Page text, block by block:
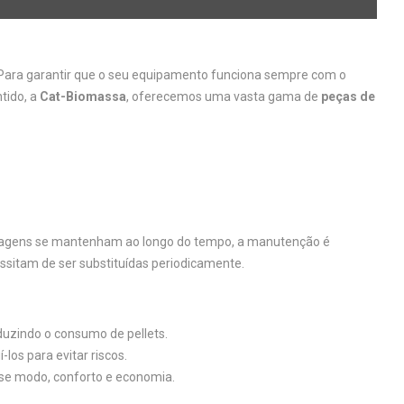
garantir que o seu equipamento funciona sempre com o
a Cat-Biomassa, oferecemos uma vasta gama de peças de
se mantenham ao longo do tempo, a manutenção é
de ser substituídas periodicamente.
o consumo de pellets.
para evitar riscos.
modo, conforto e economia.